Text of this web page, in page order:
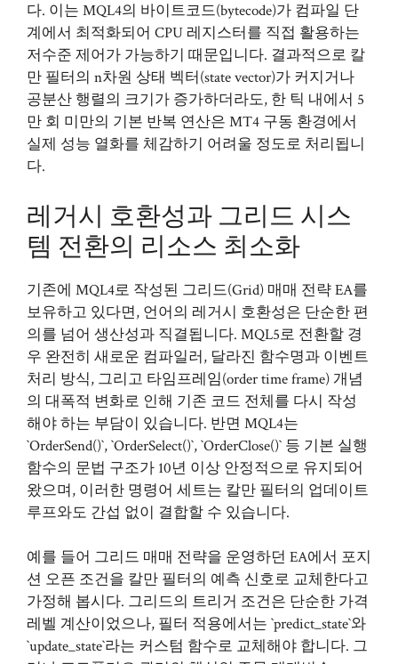
다. 이는 MQL4의 바이트코드(bytecode)가 컴파일 단
계에서 최적화되어 CPU 레지스터를 직접 활용하는
저수준 제어가 가능하기 때문입니다. 결과적으로 칼
만 필터의 n차원 상태 벡터(state vector)가 커지거나
공분산 행렬의 크기가 증가하더라도, 한 틱 내에서 5
만 회 미만의 기본 반복 연산은 MT4 구동 환경에서
실제 성능 열화를 체감하기 어려울 정도로 처리됩니
다.
레거시 호환성과 그리드 시스
템 전환의 리소스 최소화
기존에 MQL4로 작성된 그리드(Grid) 매매 전략 EA를
보유하고 있다면, 언어의 레거시 호환성은 단순한 편
의를 넘어 생산성과 직결됩니다. MQL5로 전환할 경
우 완전히 새로운 컴파일러, 달라진 함수명과 이벤트
처리 방식, 그리고 타임프레임(order time frame) 개념
의 대폭적 변화로 인해 기존 코드 전체를 다시 작성
해야 하는 부담이 있습니다. 반면 MQL4는
`OrderSend()`, `OrderSelect()`, `OrderClose()` 등 기본 실행
함수의 문법 구조가 10년 이상 안정적으로 유지되어
왔으며, 이러한 명령어 세트는 칼만 필터의 업데이트
루프와도 간섭 없이 결합할 수 있습니다.
예를 들어 그리드 매매 전략을 운영하던 EA에서 포지
션 오픈 조건을 칼만 필터의 예측 신호로 교체한다고
가정해 봅시다. 그리드의 트리거 조건은 단순한 가격
레벨 계산이었으나, 필터 적용에서는 `predict_state`와
`update_state`라는 커스텀 함수로 교체해야 합니다. 그